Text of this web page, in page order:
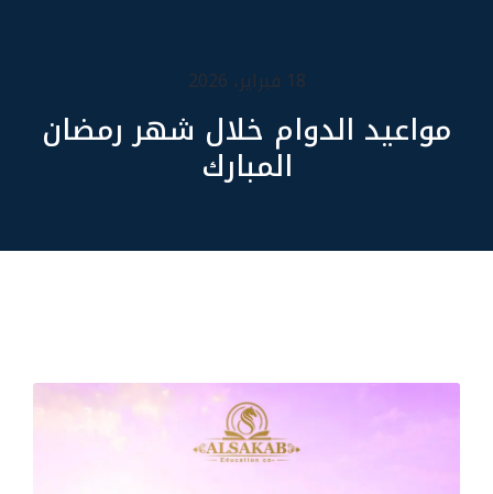
18 فبراير، 2026
مواعيد الدوام خلال شهر رمضان
المبارك